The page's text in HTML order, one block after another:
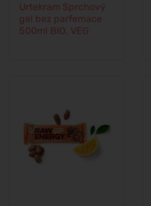
Urtekram Sprchový
gel bez parfemace
500ml BIO, VEG